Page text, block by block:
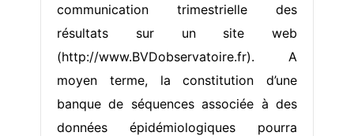
communication trimestrielle des
résultats sur un site web
(http://www.BVDobservatoire.fr). A
moyen terme, la constitution d’une
banque de séquences associée à des
données épidémiologiques pourra